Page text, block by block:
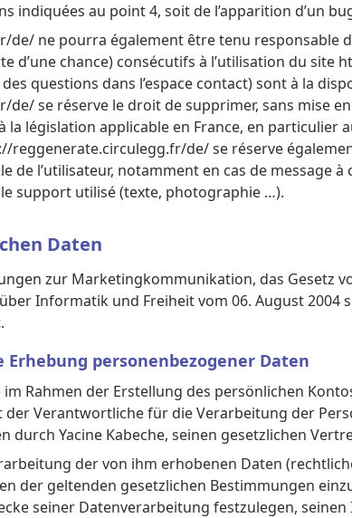
indiquées au point 4, soit de l’apparition d’un
ne pourra également être tenu responsable
d’une chance) consécutifs à l’utilisation du
questions dans l’espace contact) sont à la
se réserve le droit de supprimer, sans mise
la législation applicable en France, en particulier
reggenerate.circulegg.fr/de/ se réserve
de l’utilisateur, notamment en cas de message
support utilisé (texte, photographie …).
Daten
zur Marketingkommunikation, das Gesetz
Informatik und Freiheit vom 06. August
personenbezogener Daten
Rahmen der Erstellung des persönlichen
Verantwortliche für die Verarbeitung der
Yacine Kabeche, seinen gesetzlichen
der von ihm erhobenen Daten
der geltenden gesetzlichen Bestimmungen
seiner Datenverarbeitung festzulegen,